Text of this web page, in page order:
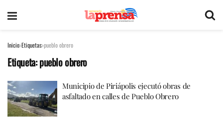
Inicio Etiquetas pueblo obrero
Etiqueta:pueblo obrero
Municipio de Piriápolis ejecutó obras de
asfaltado en calles de Pueblo Obrero